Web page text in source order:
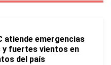
atiende emergencias
y fuertes vientos en
del país